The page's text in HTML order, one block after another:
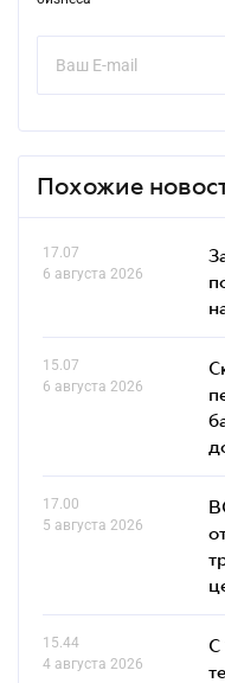
Похожие
17.07
6 августа 2026
15.07
6 августа 2026
17.00
5 августа 2026
15.44
4 августа 2026
С